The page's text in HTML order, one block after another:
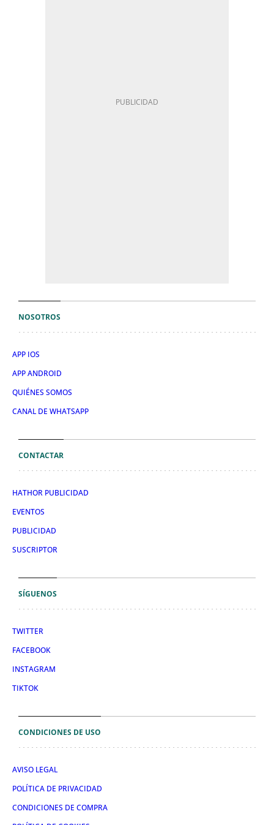
NOSOTROS
APP IOS
APP ANDROID
QUIÉNES SOMOS
CANAL DE WHATSAPP
CONTACTAR
HATHOR PUBLICIDAD
EVENTOS
PUBLICIDAD
SUSCRIPTOR
SÍGUENOS
TWITTER
FACEBOOK
INSTAGRAM
TIKTOK
CONDICIONES DE USO
AVISO LEGAL
POLÍTICA DE PRIVACIDAD
CONDICIONES DE COMPRA